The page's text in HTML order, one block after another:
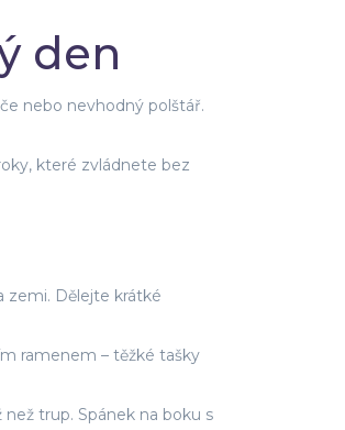
den
nebo nevhodný polštář.
které zvládnete bez
zemi. Dělejte krátké
ramenem – těžké tašky
trup. Spánek na boku s